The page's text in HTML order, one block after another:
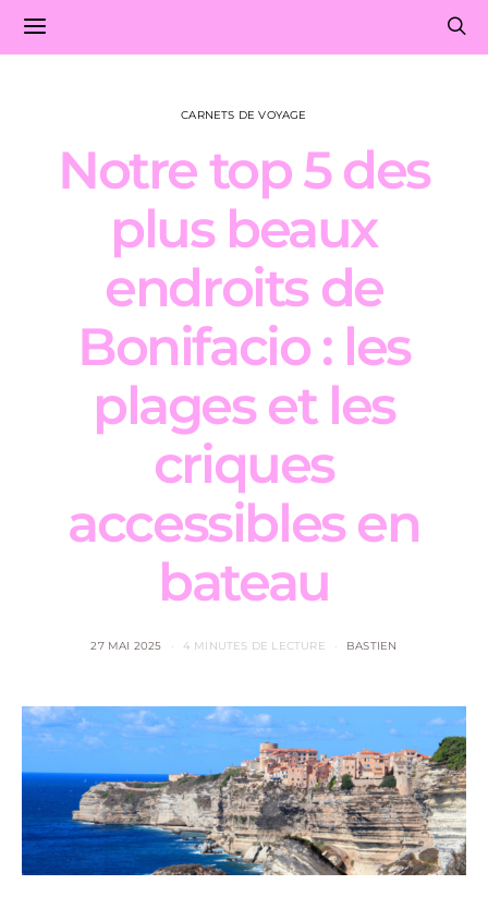
CARNETS DE VOYAGE
Notre top 5 des
plus beaux
endroits de
Bonifacio : les
plages et les
criques
accessibles en
bateau
27 MAI 2025 4 MINUTES DE LECTURE BASTIEN